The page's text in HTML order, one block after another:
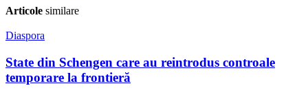
Articole similare
Diaspora
State din Schengen care au reintrodus controale
temporare la frontieră